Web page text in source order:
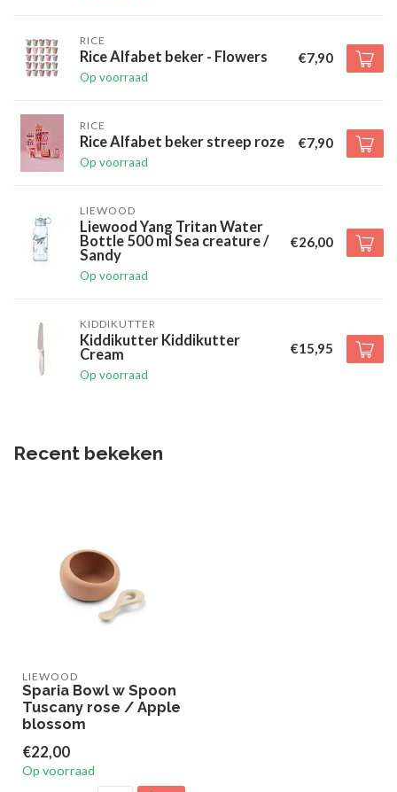
RICE
Rice Alfabet beker - Flowers
Op voorraad
€7,90
RICE
Rice Alfabet beker streep roze
Op voorraad
€7,90
LIEWOOD
Liewood Yang Tritan Water
Bottle 500 ml Sea creature /
Sandy
Op voorraad
€26,00
KIDDIKUTTER
Kiddikutter Kiddikutter
Cream
Op voorraad
€15,95
Recent bekeken
LIEWOOD
Sparia Bowl w Spoon
Tuscany rose / Apple
blossom
€22,00
Op voorraad